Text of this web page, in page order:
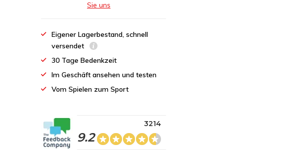
Sie uns
Eigener Lagerbestand, schnell
versendet
30 Tage Bedenkzeit
Im Geschäft ansehen und testen
Vom Spielen zum Sport
9.2
3214